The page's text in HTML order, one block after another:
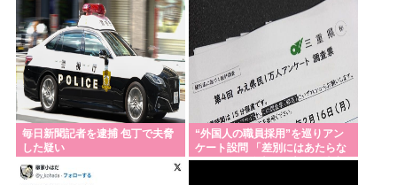
と、値引きされていない1000円の肉では安いのはど
ちらか」父の答え「50%引きの肉」
中国製EVが爆発炎上🔥💥🚗🔥
菊池、マレーシアに移住
秋田にアラブが2兆円の投資決定
イランがホルムズ海峡を通航する全商船に7%の通航
料を課すと発表した。トランプ大統領がイランを攻
毎日新聞記者を逮捕 包丁で夫脅
した疑い
“外国人の職員採用”を巡りアン
ケート設問 「差別にはあたらな
い」として公表する方針を決定